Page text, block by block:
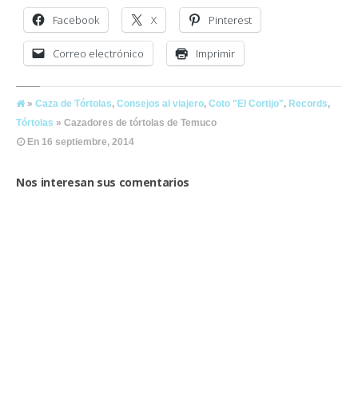
Facebook X Pinterest
Correo electrónico Imprimir
» Caza de Tórtolas, Consejos al viajero, Coto "El Cortijo", Records,
Tórtolas » Cazadores de tórtolas de Temuco
En 16 septiembre, 2014
Nos interesan sus comentarios